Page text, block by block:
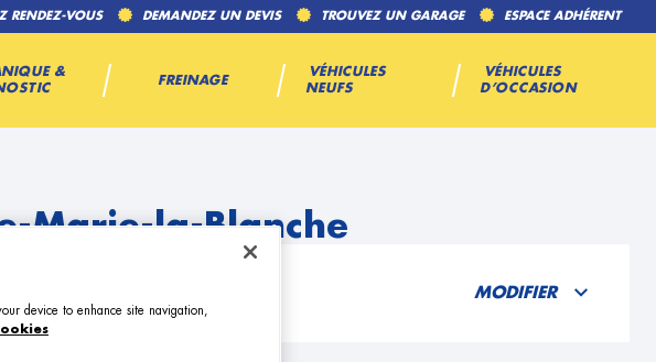
RENDEZ-VOUS DEMANDEZ UN DEVIS TROUVEZ UN GARAGE ESPACE ADHÉRENT
&
FREINAGE
VÉHICULES
NEUFS
VÉHICULES
D’OCCASION
Marie-la-Blanche
MODIFIER
device to enhance site navigation,